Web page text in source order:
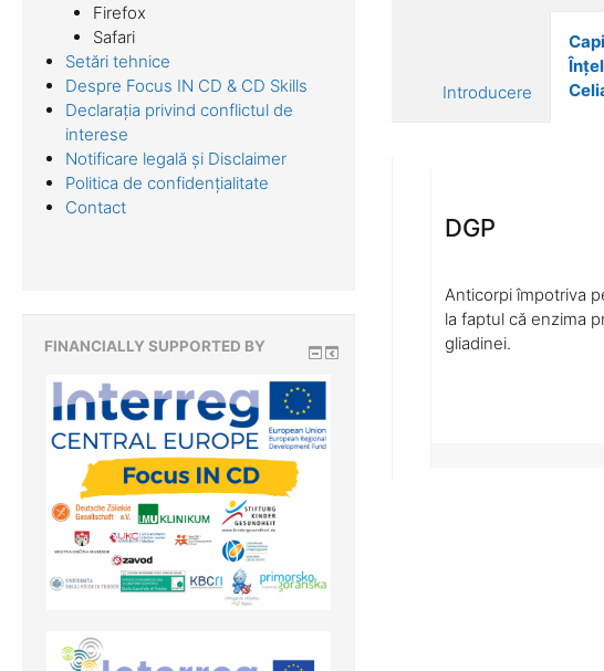
Introducere
DGP
Anticorpi împotriva
la faptul că enzima
gliadinei.
Firefox
Safari
Setări tehnice
Despre Focus IN CD & CD Skills
Declarația privind conflictul de
interese
Notificare legală și Disclaimer
Politica de confidențialitate
Contact
FINANCIALLY SUPPORTED BY